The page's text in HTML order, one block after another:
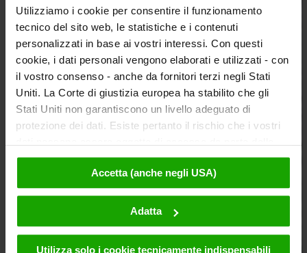
Utilizziamo i cookie per consentire il funzionamento
tecnico del sito web, le statistiche e i contenuti
personalizzati in base ai vostri interessi. Con questi
cookie, i dati personali vengono elaborati e utilizzati - con
il vostro consenso - anche da fornitori terzi negli Stati
Uniti. La Corte di giustizia europea ha stabilito che gli
Stati Uniti non garantiscono un livello adeguato di
protezione dei dati. Esiste pertanto il rischio che i vostri
autorità statunitensi a fini di controllo e monitoraggio a
causa di ordinanze corrispondenti nei confronti di fornitori
terzi (ad es. Google, Meta) e che non sussistano misure
legali efficaci per fare opposizione. Facendo clic su
"Accetta", l'utente accetta che i cookie possano essere
Accetta (anche negli USA)
Adatta
Utilizza solo i cookie tecnicamente indispensabili